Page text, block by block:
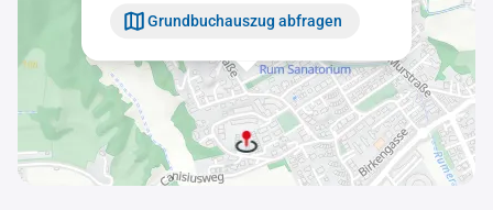
Grundbuchauszug abfragen